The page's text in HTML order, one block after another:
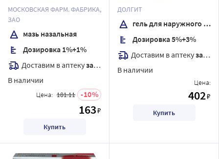
МОСКОВСКАЯ ФАРМ. ФАБРИКА,
ЗАО
мазь назальная
Дозировка 1%+1%
Доставим в аптекузавтра
В наличии
Цена: 181.11 10
163₽
Купить
применения 50 гр
ДОЛГИТ
гель для наружного применения
Дозировка 5%+3%
Доставим в аптекузавтра
В наличии
Цена:
402₽
Купить